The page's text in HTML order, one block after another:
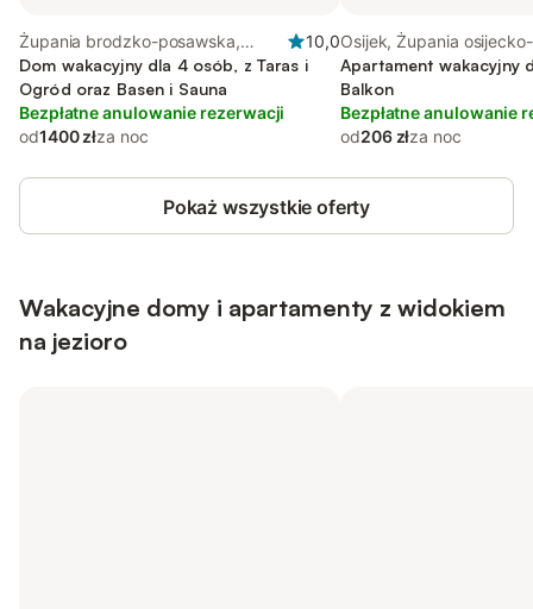
Żupania brodzko-posawska,
Slawonia
10,0
Dom wakacyjny dla 4 osób, z Taras i
Ogród oraz Basen i Sauna
Bezpłatne anulowanie rezerwacji
od1400 złza noc
Osijek, Żupania
Apartament wakacyjny
Balkon
Bezpłatne anulowanie
od206 złza noc
Pokaż wszystkie oferty
Wakacyjne domy i apartamenty z widokiem
na jezioro